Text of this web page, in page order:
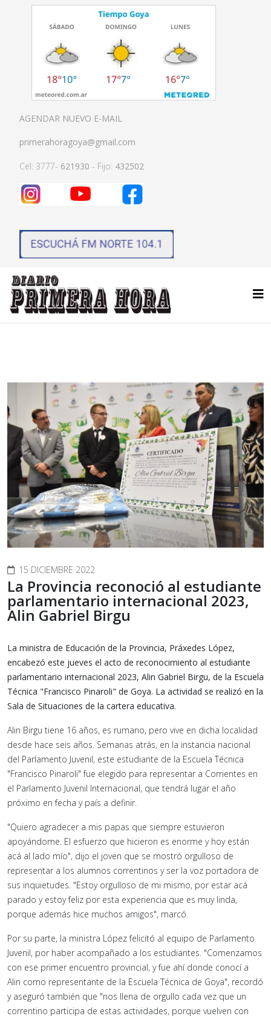
AGENDAR NUEVO E-MAIL
primerahoragoya@gmail.com
Cel: 3777- 621930 - Fijo: 432502
15 DICIEMBRE 2022
La Provincia reconoció al estudiante
parlamentario internacional 2023,
Alin Gabriel Birgu
La ministra de Educación de la Provincia, Práxedes López,
encabezó este jueves el acto de reconocimiento al estudiante
parlamentario internacional 2023, Alin Gabriel Birgu, de la Escuela
Técnica "Francisco Pinaroli" de Goya. La actividad se realizó en la
Sala de Situaciones de la cartera educativa.
Alin Birgu tiene 16 años, es rumano, pero vive en dicha localidad
desde hace seis años. Semanas atrás, en la instancia nacional
del Parlamento Juvenil, este estudiante de la Escuela Técnica
"Francisco Pinaroli" fue elegido para representar a Corrientes en
el Parlamento Juvenil Internacional, que tendrá lugar el año
próximo en fecha y país a definir.
"Quiero agradecer a mis papas que siempre estuvieron
apoyándome. El esfuerzo que hicieron es enorme y hoy están
acá al lado mío", dijo el joven que se mostró orgulloso de
representar a los alumnos correntinos y ser la voz portadora de
sus inquietudes. "Estoy orgulloso de mi mismo, por estar acá
parado y estoy feliz por esta experiencia que es muy linda,
porque además hice muchos amigos", marcó.
Por su parte, la ministra López felicitó al equipo de Parlamento
Juvenil, por haber acompañado a los estudiantes. "Comenzamos
con ese primer encuentro provincial, y fue ahí donde conocí a
Alin como representante de la Escuela Técnica de Goya", recordó
y aseguró también que "nos llena de orgullo cada vez que un
correntino participa de estas actividades, porque vuelven con